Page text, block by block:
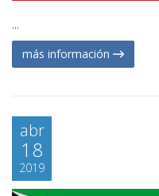
...
más información
abr
18
2019